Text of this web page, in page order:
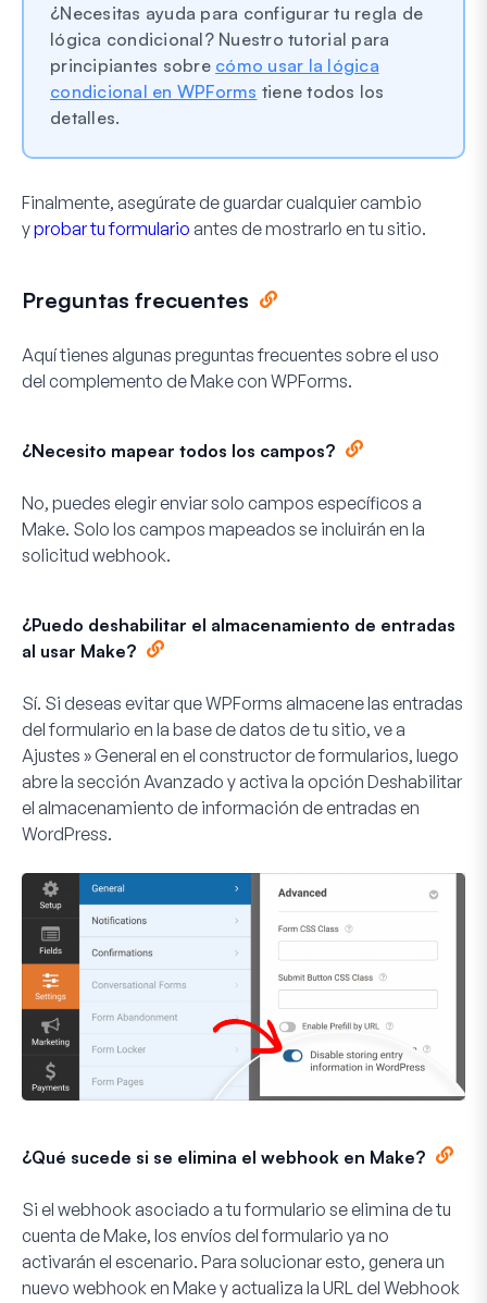
¿Necesitas ayuda para configurar tu regla de
lógica condicional? Nuestro tutorial para
principiantes sobre cómo usar la lógica
condicional en WPForms tiene todos los
detalles.
Finalmente, asegúrate de guardar cualquier cambio
yprobar tu formulario antes de mostrarlo en tu sitio.
Preguntas frecuentes
Aquí tienes algunas preguntas frecuentes sobre el uso
del complemento de Make con WPForms.
¿Necesito mapear todos los campos?
No, puedes elegir enviar solo campos específicos a
Make. Solo los campos mapeados se incluirán en la
solicitud webhook.
¿Puedo deshabilitar el almacenamiento de entradas
al usar Make?
Sí. Si deseas evitar que WPForms almacene las entradas
del formulario en la base de datos de tu sitio, ve a
Ajustes » General en el constructor de formularios, luego
abre la sección Avanzado y activa la opción Deshabilitar
el almacenamiento de información de entradas en
WordPress.
¿Qué sucede si se elimina el webhook en Make?
Si el webhook asociado a tu formulario se elimina de tu
cuenta de Make, los envíos del formulario ya no
activarán el escenario. Para solucionar esto, genera un
nuevo webhook en Make y actualiza la URL del Webhook